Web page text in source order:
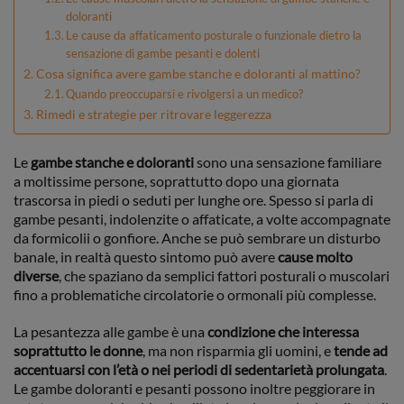
doloranti
Le cause da affaticamento posturale o funzionale dietro la
sensazione di gambe pesanti e dolenti
Cosa significa avere gambe stanche e doloranti al mattino?
Quando preoccuparsi e rivolgersi a un medico?
Rimedi e strategie per ritrovare leggerezza
Le gambe stanche e dolorantisono una sensazione familiare
a moltissime persone, soprattutto dopo una giornata
trascorsa in piedi o seduti per lunghe ore. Spesso si parla di
gambe pesanti, indolenzite o affaticate, a volte accompagnate
da formicolii o gonfiore. Anche se può sembrare un disturbo
banale, in realtà questo sintomo può averecause molto
diverse, che spaziano da semplici fattori posturali o muscolari
fino a problematiche circolatorie o ormonali più complesse.
La pesantezza alle gambe è una condizione che interessa
soprattutto le donne, ma non risparmia gli uomini, etende ad
accentuarsi con l’età o nei periodi di sedentarietà prolungata.
Le gambe doloranti e pesanti possono inoltre peggiorare in